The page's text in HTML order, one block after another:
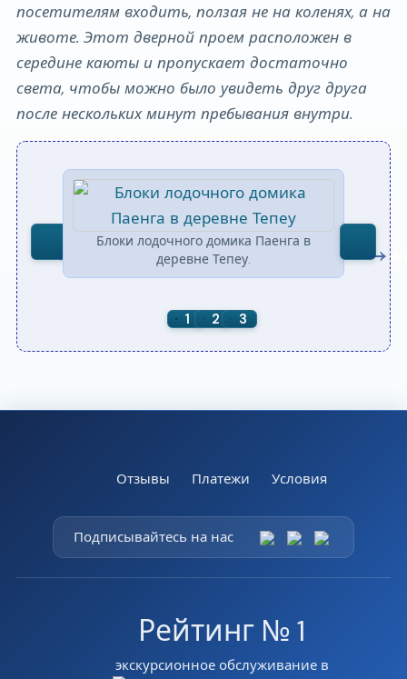
посетителям входить, ползая не на коленях, а на
животе. Этот дверной проем расположен в
середине каюты и пропускает достаточно
света, чтобы можно было увидеть друг друга
после нескольких минут пребывания внутри.
Блоки лодочного домика Паенга в
деревне Тепеу.
1 2 3
Отзывы Платежи Условия
Подписывайтесь на нас
Рейтинг № 1
экскурсионное обслуживание в